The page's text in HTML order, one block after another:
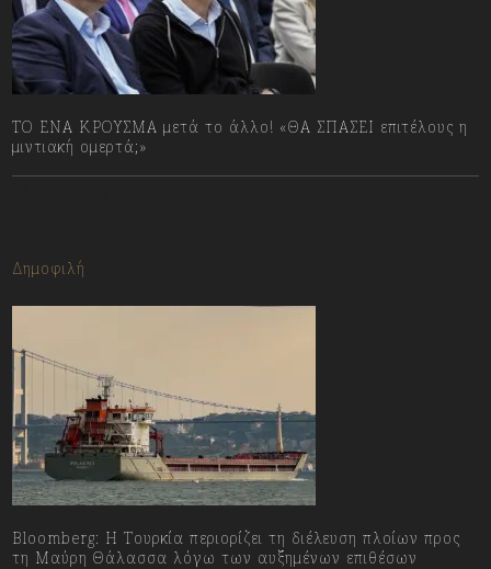
ΤΟ ΕΝΑ ΚΡΟΥΣΜΑ μετά το άλλο! «ΘΑ ΣΠΑΣΕΙ επιτέλους η
μιντιακή ομερτά;»
Δημοφιλή
Bloomberg: Η Τουρκία περιορίζει τη διέλευση πλοίων προς
τη Μαύρη Θάλασσα λόγω των αυξημένων επιθέσων